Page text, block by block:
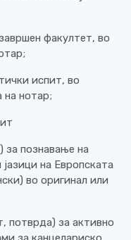
факултет, во
испит, во
на нотар;
познавање на
на Европската
во оригинал или
потврда) за активно